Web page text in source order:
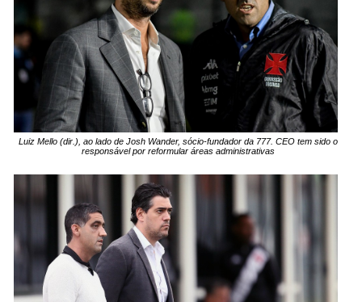
Luiz Mello (dir.), ao lado de Josh Wander, sócio-fundador da 777. CEO tem sido o
responsável por reformular áreas administrativas